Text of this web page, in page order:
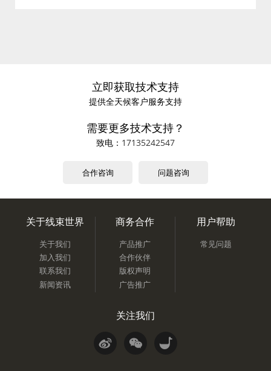
立即获取技术支持
提供全天候客户服务支持
需要更多技术支持？
致电： 17135242547
合作咨询 问题咨询
关于线束世界
关于我们
加入我们
联系我们
新闻资讯
商务合作
产品推广
合作伙伴
版权声明
广告推广
用户帮助
常见问题
关注我们